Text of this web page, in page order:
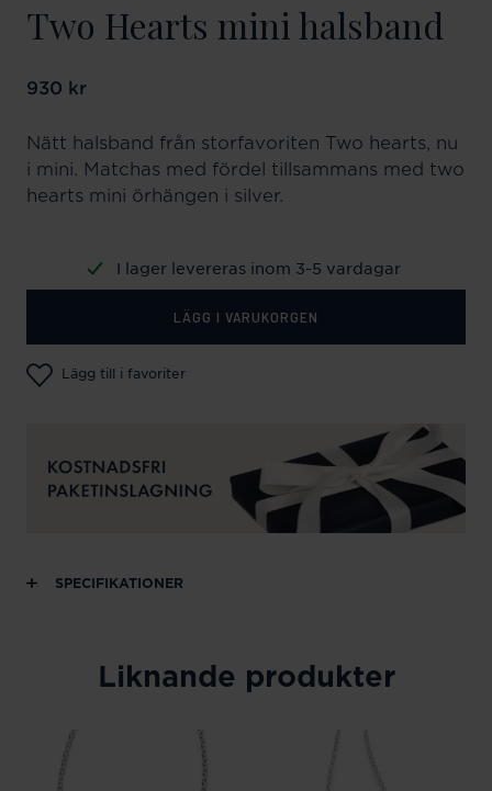
Two Hearts mini halsband
Pris:930 kr
930 kr
Nätt halsband från storfavoriten Two hearts, nu
i mini. Matchas med fördel tillsammans med two
hearts mini örhängen i silver.
I lager levereras inom 3-5 vardagar
LÄGG I VARUKORGEN
Lägg till i favoriter
SPECIFIKATIONER
Liknande produkter